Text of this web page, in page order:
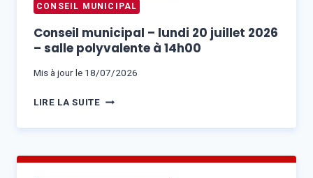
PLAQUES
NUMÉROTATION
CONSEIL MUNICIPAL
Conseil municipal – lundi 20 juillet 2026
– salle polyvalente à 14h00
Mis à jour le 18/07/2026
LIRE LA SUITECONSEIL
–
20